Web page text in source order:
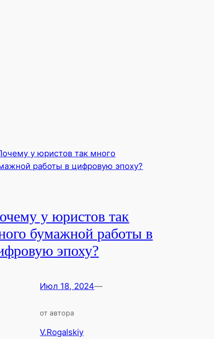
у юристов так
бумажной работы в
эпоху?
Июл 18, 2024—
от автора
V.Rogalskiy